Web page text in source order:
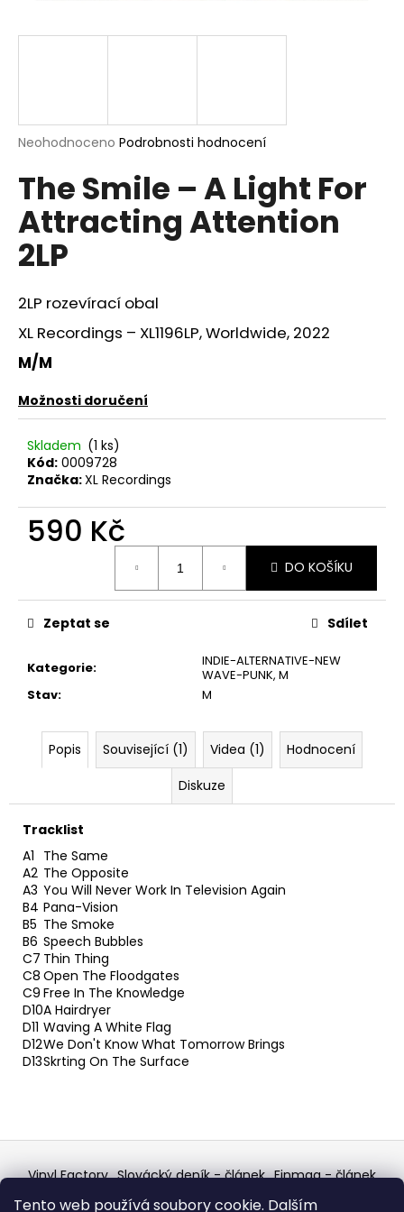
Tento web používá soubory cookie. Dalším
Průměrné
produktu
0,0
z
5
hvězdiček.
Neohodnoceno Podrobnosti hodnocení
The Smile – A Light For
Attracting Attention
2LP
2LP rozevírací obal
XL Recordings – XL1196LP, Worldwide, 2022
M/M
Možnosti doručení
Skladem (1 ks)
Kód: 0009728
Značka:XL Recordings
590 Kč
DO KOŠÍKU
Kategorie:
INDIE-ALTERNATIVE-NEW
WAVE-PUNK, M
Stav: M
Zeptat se Sdílet
Popis Související (1) Videa (1)
Hodnocení
Diskuze
Tracklist
A1 The Same
A2 The Opposite
A3 You Will Never Work In Television Again
B4 Pana-Vision
B5 The Smoke
B6 Speech Bubbles
C7 Thin Thing
C8 Open The Floodgates
C9 Free In The Knowledge
D10A Hairdryer
D11 Waving A White Flag
D12We Don't Know What Tomorrow Brings
D13Skrting On The Surface
j
?
HLEDAT
o
p
r
č
u
e
m
e
JOSHUA
TREE
290
Kč
Z
á Vinyl Factory Slovácký deník - článek Finmag - článek